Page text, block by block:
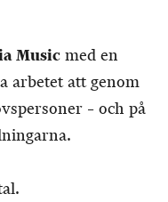
Music med en
arbetet att genom
– och på